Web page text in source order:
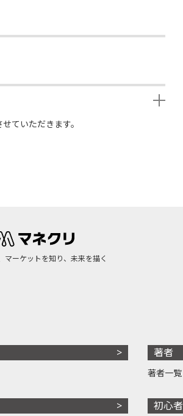
ていただきます。
マーケットを知り、未来を描く
著者
著者一覧
初心者